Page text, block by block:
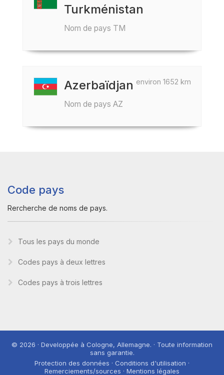
Turkménistan
Nom de pays TM
environ 1652 km
Azerbaïdjan
Nom de pays AZ
Code pays
Rercherche de noms de pays.
Tous les pays du monde
Codes pays à deux lettres
Codes pays à trois lettres
© 2026 · Developpée à Cologne, Allemagne. · Toute information
sans garantie.
Protection des données · Conditions d'utilisation ·
Remerciements/sources · Mentions légales